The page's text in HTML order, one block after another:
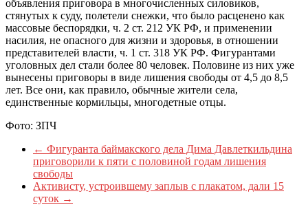
объявления приговора в многочисленных силовиков,
стянутых к суду, полетели снежки, что было расценено как
массовые беспорядки, ч. 2 ст. 212 УК РФ, и применении
насилия, не опасного для жизни и здоровья, в отношении
представителей власти, ч. 1 ст. 318 УК РФ. Фигурантами
уголовных дел стали более 80 человек. Половине из них уже
вынесены приговоры в виде лишения свободы от 4,5 до 8,5
лет. Все они, как правило, обычные жители села,
единственные кормильцы, многодетные отцы.
Фото: ЗПЧ
← Фигуранта баймакского дела Дима Давлеткильдина
приговорили к пяти с половиной годам лишения
свободы
Активисту, устроившему заплыв с плакатом, дали 15
суток →